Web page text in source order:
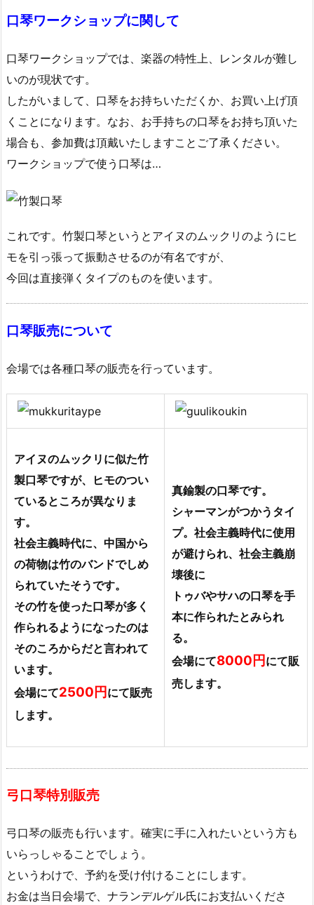
口琴ワークショップに関して
口琴ワークショップでは、楽器の特性上、レンタルが難し
いのが現状です。
したがいまして、口琴をお持ちいただくか、お買い上げ頂
くことになります。なお、お手持ちの口琴をお持ち頂いた
場合も、参加費は頂戴いたしますことご了承ください。
ワークショップで使う口琴は…
これです。竹製口琴というとアイヌのムックリのようにヒ
モを引っ張って振動させるのが有名ですが、
今回は直接弾くタイプのものを使います。
口琴販売について
会場では各種口琴の販売を行っています。
アイヌのムックリに似た竹
製口琴ですが、ヒモのつい
ているところが異なりま
す。
社会主義時代に、中国から
の荷物は竹のバンドでしめ
られていたそうです。
その竹を使った口琴が多く
作られるようになったのは
そのころからだと言われて
います。
会場にて2500円 にて販売
します。
真鍮製の口琴です。
シャーマンがつかうタイ
プ。社会主義時代に使用
が避けられ、社会主義崩
壊後に
トゥバやサハの口琴を手
本に作られたとみられ
る。
会場にて8000円 にて販
売します。
弓口琴特別販売
弓口琴の販売も行います。確実に手に入れたいという方も
いらっしゃることでしょう。
というわけで、予約を受け付けることにします。
お金は当日会場で、ナランデルゲル氏にお支払いくださ